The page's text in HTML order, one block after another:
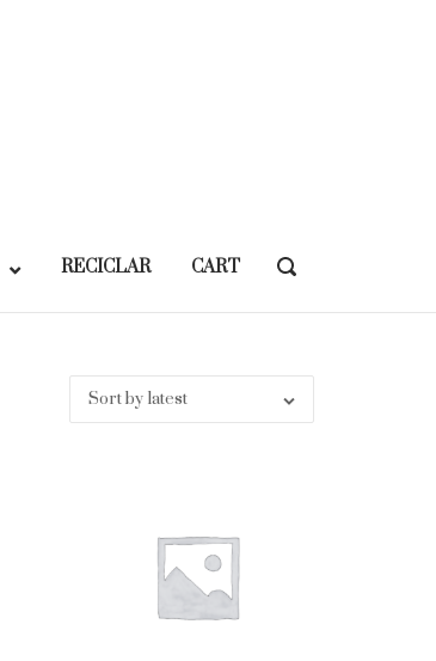
RECICLAR CART
OPEN
BAR
Sort by latest